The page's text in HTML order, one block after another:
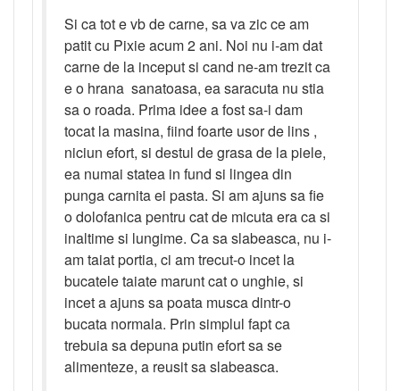
Si ca tot e vb de carne, sa va zic ce am
patit cu Pixie acum 2 ani. Noi nu i-am dat
carne de la inceput si cand ne-am trezit ca
e o hrana sanatoasa, ea saracuta nu stia
sa o roada. Prima idee a fost sa-i dam
tocat la masina, fiind foarte usor de lins ,
niciun efort, si destul de grasa de la piele,
ea numai statea in fund si lingea din
punga carnita ei pasta. Si am ajuns sa fie
o dolofanica pentru cat de micuta era ca si
inaltime si lungime. Ca sa slabeasca, nu i-
am taiat portia, ci am trecut-o incet la
bucatele taiate marunt cat o unghie, si
incet a ajuns sa poata musca dintr-o
bucata normala. Prin simplul fapt ca
trebuia sa depuna putin efort sa se
alimenteze, a reusit sa slabeasca.